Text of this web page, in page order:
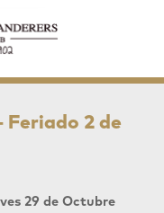
2 de
29 de Octubre